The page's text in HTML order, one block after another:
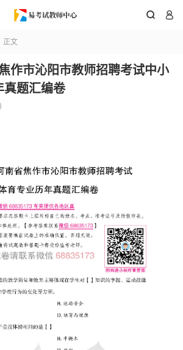
 
正文
作市沁阳市教师招聘考试中小
真题汇编卷